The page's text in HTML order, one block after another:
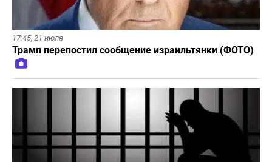
17:45, 21 июля
Трамп перепостил сообщение израильтянки (ФОТО)